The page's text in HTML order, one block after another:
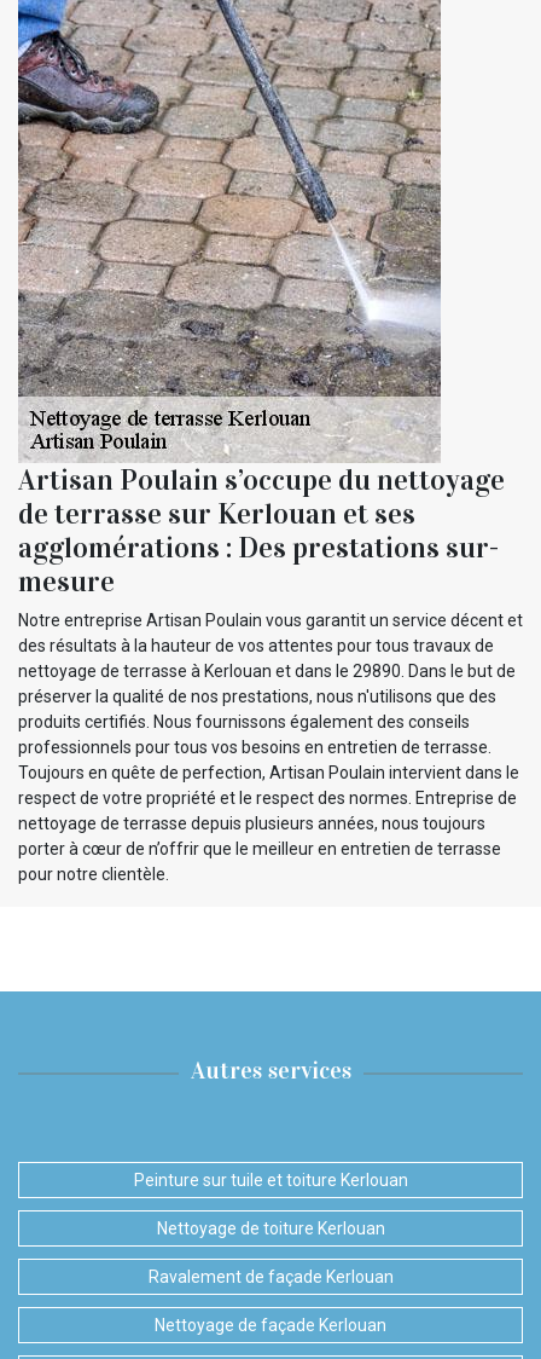
Artisan Poulain s’occupe du nettoyage
de terrasse sur Kerlouan et ses
agglomérations : Des prestations sur-
mesure
Notre entreprise Artisan Poulain vous garantit un service décent et
des résultats à la hauteur de vos attentes pour tous travaux de
nettoyage de terrasse à Kerlouan et dans le 29890. Dans le but de
préserver la qualité de nos prestations, nous n'utilisons que des
produits certifiés. Nous fournissons également des conseils
professionnels pour tous vos besoins en entretien de terrasse.
Toujours en quête de perfection, Artisan Poulain intervient dans le
respect de votre propriété et le respect des normes. Entreprise de
nettoyage de terrasse depuis plusieurs années, nous toujours
porter à cœur de n’offrir que le meilleur en entretien de terrasse
pour notre clientèle.
Autres services
Peinture sur tuile et toiture Kerlouan
Nettoyage de toiture Kerlouan
Ravalement de façade Kerlouan
Nettoyage de façade Kerlouan